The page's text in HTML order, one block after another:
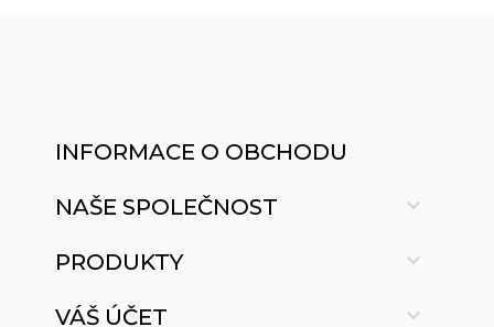
INFORMACE O OBCHODU
NAŠE SPOLEČNOST 
PRODUKTY 
VÁŠ ÚČET 